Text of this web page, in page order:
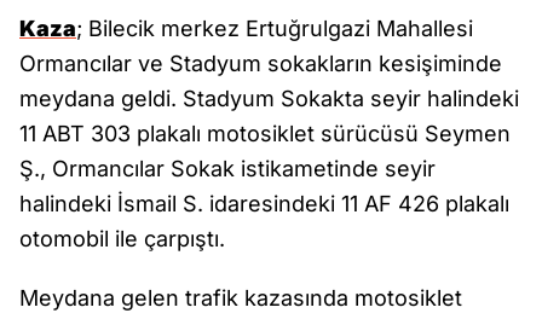
Kaza; Bilecik merkez Ertuğrulgazi Mahallesi
Ormancılar ve Stadyum sokakların kesişiminde
meydana geldi. Stadyum Sokakta seyir halindeki
11 ABT 303 plakalı motosiklet sürücüsü Seymen
Ş., Ormancılar Sokak istikametinde seyir
halindeki İsmail S. idaresindeki 11 AF 426 plakalı
otomobil ile çarpıştı.
Meydana gelen trafik kazasında motosiklet